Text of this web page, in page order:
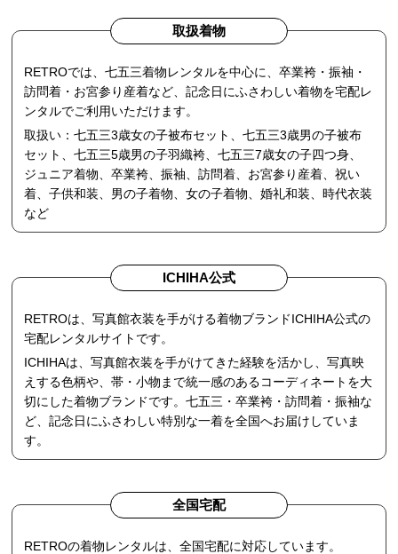
取扱着物
RETROでは、七五三着物レンタルを中心に、卒業袴・振袖・
訪問着・お宮参り産着など、記念日にふさわしい着物を宅配レ
ンタルでご利用いただけます。
取扱い：七五三3歳女の子被布セット、七五三3歳男の子被布
セット、七五三5歳男の子羽織袴、七五三7歳女の子四つ身、
ジュニア着物、卒業袴、振袖、訪問着、お宮参り産着、祝い
着、子供和装、男の子着物、女の子着物、婚礼和装、時代衣装
など
ICHIHA公式
RETROは、写真館衣装を手がける着物ブランドICHIHA公式の
宅配レンタルサイトです。
ICHIHAは、写真館衣装を手がけてきた経験を活かし、写真映
えする色柄や、帯・小物まで統一感のあるコーディネートを大
切にした着物ブランドです。七五三・卒業袴・訪問着・振袖な
ど、記念日にふさわしい特別な一着を全国へお届けしていま
す。
全国宅配
RETROの着物レンタルは、全国宅配に対応しています。